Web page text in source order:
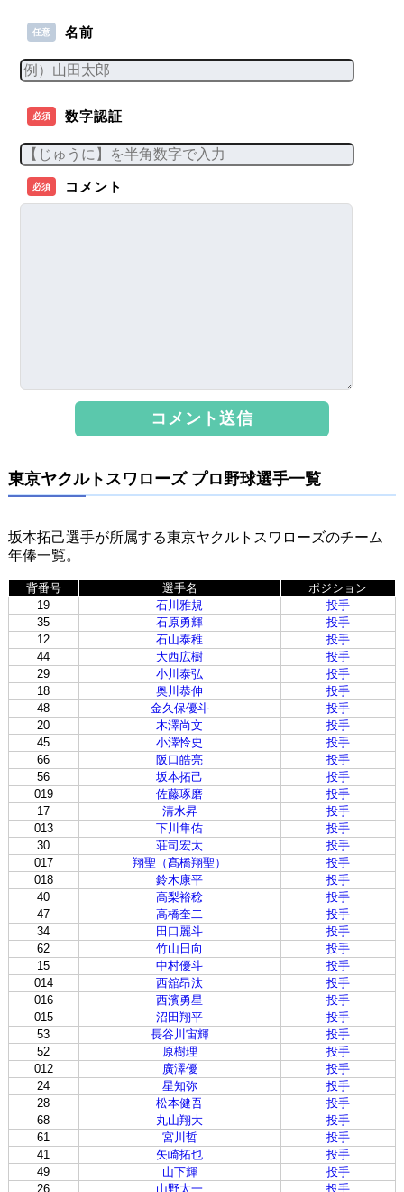
任意 名前
必須 数字認証
必須 コメント
東京ヤクルトスワローズ プロ野球選手一覧
坂本拓己選手が所属する東京ヤクルトスワローズのチーム
年俸一覧。
背番号 選手名
ポジション
19
石川雅規
投手
35
石原勇輝
投手
12
石山泰稚
投手
44
大西広樹
投手
29
小川泰弘
投手
18
奥川恭伸
投手
48
金久保優斗
投手
20
木澤尚文
投手
45
小澤怜史
投手
66
阪口皓亮
投手
56
坂本拓己
投手
019
佐藤琢磨
投手
17
清水昇
投手
013
下川隼佑
投手
30
荘司宏太
投手
017
翔聖（髙橋翔聖）
投手
018
鈴木康平
投手
40
高梨裕稔
投手
47
高橋奎二
投手
34
田口麗斗
投手
62
竹山日向
投手
15
中村優斗
投手
014
西舘昂汰
投手
016
西濱勇星
投手
015
沼田翔平
投手
53
長谷川宙輝
投手
52
原樹理
投手
012
廣澤優
投手
24
星知弥
投手
28
松本健吾
投手
68
丸山翔大
投手
61
宮川哲
投手
41
矢崎拓也
投手
49
山下輝
投手
26
山野太一
投手